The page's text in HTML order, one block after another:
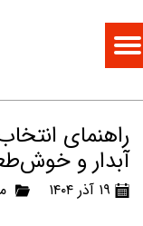
راهنمای
آبدار و
۱۹ آذر ۱۴۰۴